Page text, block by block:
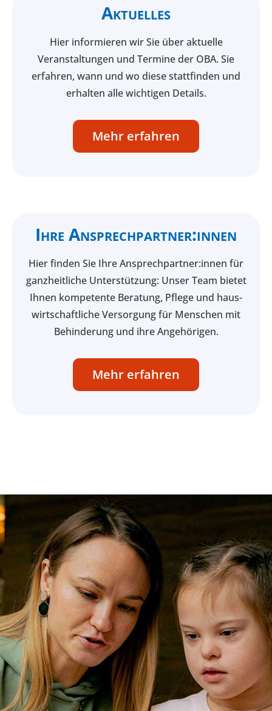
Aktuelles
Hier informieren wir Sie über aktuelle
Veranstaltungen und Termine der OBA. Sie
erfahren, wann und wo diese stattfinden und
erhalten alle wichtigen Details.
Mehr erfahren
Ihre Ansprech­partner:innen
Hier finden Sie Ihre Ansprech­partner:innen für
ganz­heitliche Unter­stützung: Unser Team bietet
Ihnen kompetente Beratung, Pflege und haus­
wirt­schaftliche Versorgung für Menschen mit
Behinderung und ihre Angehörigen.
Mehr erfahren